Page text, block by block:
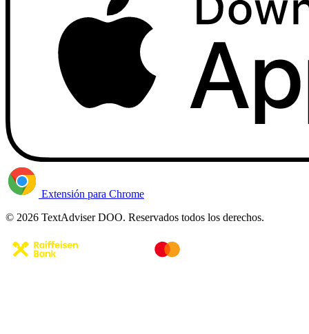
Extensión para Chrome
© 2026 TextAdviser DOO. Reservados todos los derechos.